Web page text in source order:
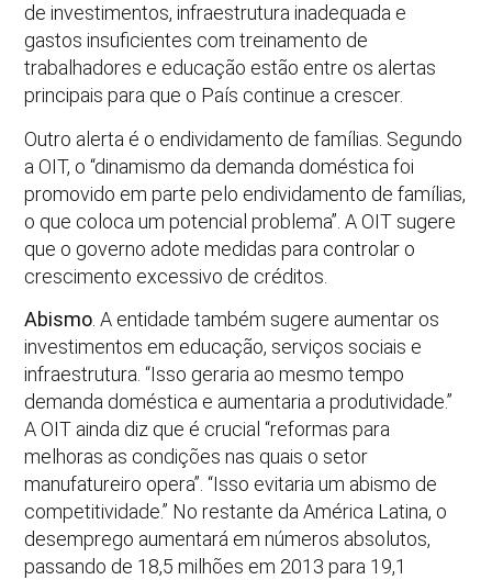
de investimentos, infraestrutura inadequada e
gastos insuficientes com treinamento de
trabalhadores e educação estão entre os alertas
principais para que o País continue a crescer.
Outro alerta é o endividamento de famílias. Segundo
a OIT, o “dinamismo da demanda doméstica foi
promovido em parte pelo endividamento de famílias,
o que coloca um potencial problema”. A OIT sugere
que o governo adote medidas para controlar o
crescimento excessivo de créditos.
Abismo . A entidade também sugere aumentar os
investimentos em educação, serviços sociais e
infraestrutura. “Isso geraria ao mesmo tempo
demanda doméstica e aumentaria a produtividade.”
A OIT ainda diz que é crucial “reformas para
melhoras as condições nas quais o setor
manufatureiro opera”. “Isso evitaria um abismo de
competitividade.” No restante da América Latina, o
desemprego aumentará em números absolutos,
passando de 18,5 milhões em 2013 para 19,1